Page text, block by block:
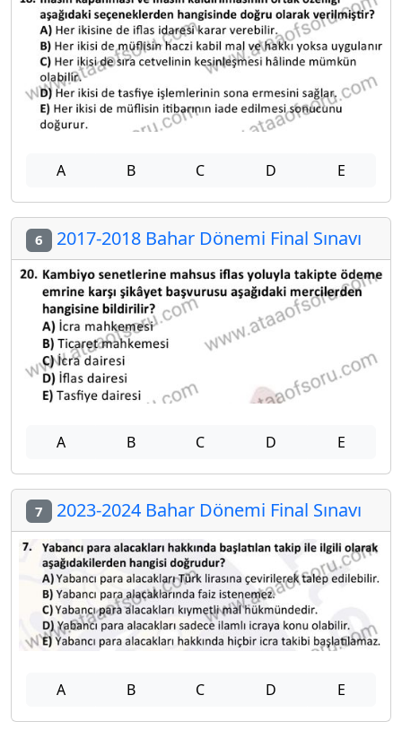
A B C D E
6 2017-2018 Bahar Dönemi Final Sınavı
A B C D E
7 2023-2024 Bahar Dönemi Final Sınavı
A B C D E